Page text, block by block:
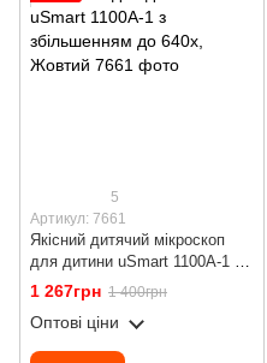
5
Артикул: 7661
Якісний дитячий мікроскоп
для дитини uSmart 1100A-1 з
збільшенням до 640х, Жовтий
1 267грн 1 400грн
Оптові ціни